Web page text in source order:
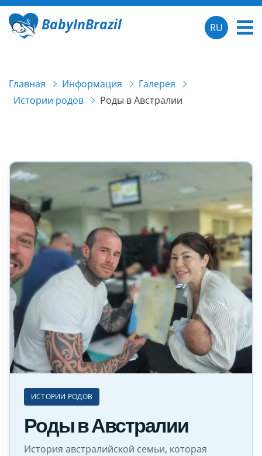
BabyInBrazil RU
Главная Информация
Галерея
Истории родов
Роды в Австралии
ИСТОРИИ РОДОВ
Роды в Австралии
История австралийской семьи, которая